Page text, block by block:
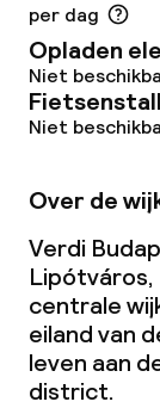
Dieetopties
per dag
Opladen
Niet
Niet
Over de
Verdi
centrale
eiland van
leven aan
district.